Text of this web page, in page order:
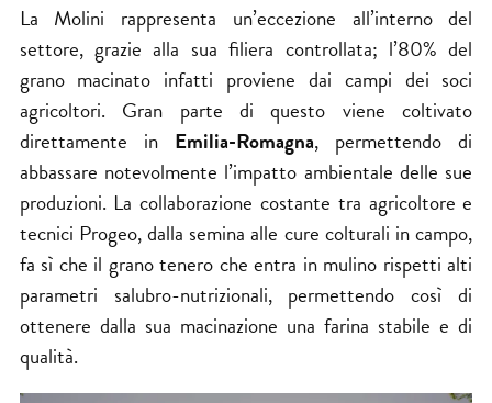
La Molini rappresenta un’eccezione all’interno del
settore, grazie alla sua filiera controllata; l’80% del
grano macinato infatti proviene dai campi dei soci
agricoltori. Gran parte di questo viene coltivato
direttamente in Emilia-Romagna, permettendo di
abbassare notevolmente l’impatto ambientale delle sue
produzioni. La collaborazione costante tra agricoltore e
tecnici Progeo, dalla semina alle cure colturali in campo,
fa sì che il grano tenero che entra in mulino rispetti alti
parametri salubro-nutrizionali, permettendo così di
ottenere dalla sua macinazione una farina stabile e di
qualità.